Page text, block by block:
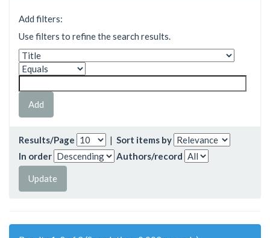
Add filters:
Use filters to refine the search results.
Results/Page | Sort items by
In order
Authors/record